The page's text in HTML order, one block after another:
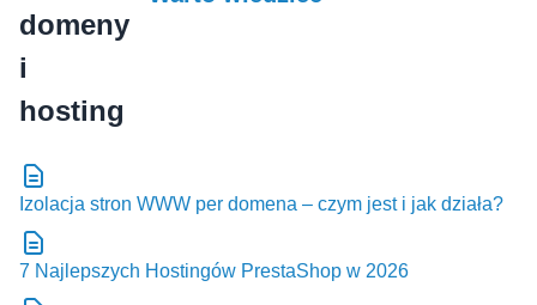
Izolacja stron WWW per domena – czym jest i jak działa?
7 Najlepszych Hostingów PrestaShop w 2026